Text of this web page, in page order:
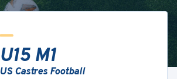
U15 M1
US Castres Football